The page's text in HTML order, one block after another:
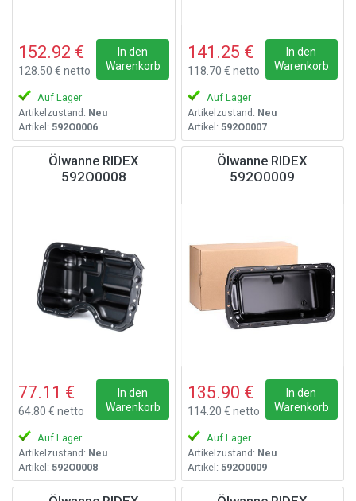
152.92 €
128.50 € netto
In den
Warenkorb
Auf Lager
Artikelzustand: Neu
Artikel: 592O0006
141.25 €
118.70 € netto
In den
Warenkorb
Auf Lager
Artikelzustand: Neu
Artikel: 592O0007
Ölwanne RIDEX
592O0008
77.11 €
64.80 € netto
In den
Warenkorb
Auf Lager
Artikelzustand: Neu
Artikel: 592O0008
Ölwanne RIDEX
592O0009
135.90 €
114.20 € netto
In den
Warenkorb
Auf Lager
Artikelzustand: Neu
Artikel: 592O0009